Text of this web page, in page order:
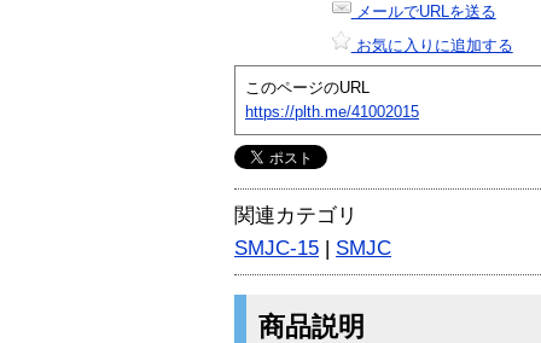
メールでURLを送る
お気に入りに追加する
このページのURL
https://plth.me/41002015
関連カテゴリ
SMJC-15 | SMJC
商品説明